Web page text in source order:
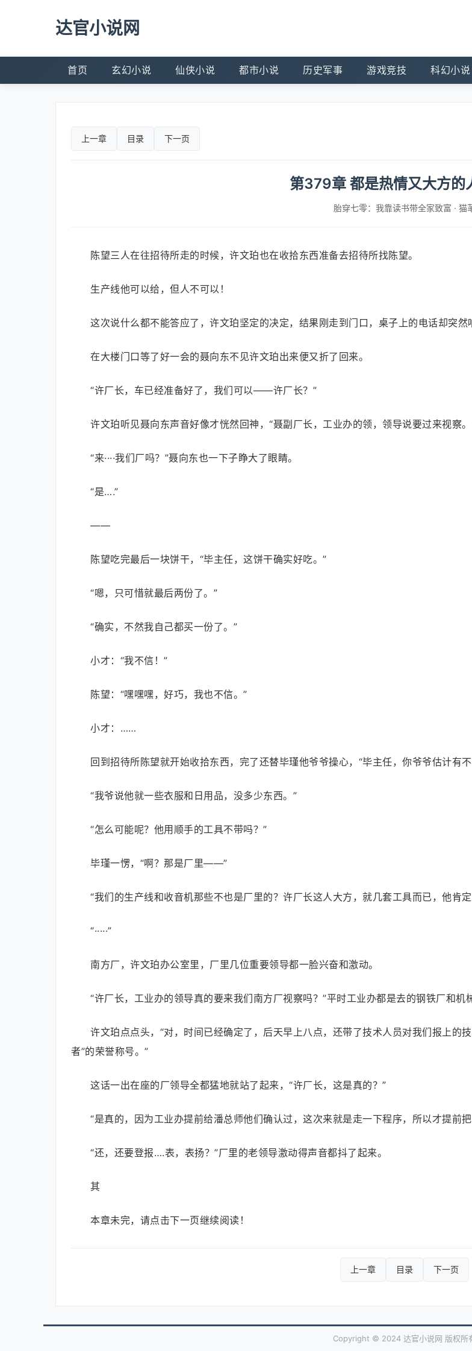
达官小说网
首页 玄幻小说 仙侠小说 都市小说 历史军事 游戏竞技 科幻小说
上一章 目录 下一页
第379章 都是热情又大方的
胎穿七零：我靠读书带全家致富 · 猫
陈望三人在往招待所走的时候，许文珀也在收拾东西准备去招待所找陈望。
生产线他可以给，但人不可以！
这次说什么都不能答应了，许文珀坚定的决定，结果刚走到门口，桌子上的电话却突然
在大楼门口等了好一会的聂向东不见许文珀出来便又折了回来。
“许厂长，车已经准备好了，我们可以——许厂长？”
许文珀听见聂向东声音好像才恍然回神，“聂副厂长，工业办的领，领导说要过来视察
“来····我们厂吗？”聂向东也一下子睁大了眼睛。
“是….”
——
陈望吃完最后一块饼干，“毕主任，这饼干确实好吃。”
“嗯，只可惜就最后两份了。”
“确实，不然我自己都买一份了。”
小才：“我不信！”
陈望：“嘿嘿嘿，好巧，我也不信。”
小才：……
回到招待所陈望就开始收拾东西，完了还替毕瑾他爷爷操心，“毕主任，你爷爷估计有
“我爷说他就一些衣服和日用品，没多少东西。”
“怎么可能呢？他用顺手的工具不带吗？”
毕瑾一愣，“啊？那是厂里——”
“我们的生产线和收音机那些不也是厂里的？许厂长这人大方，就几套工具而已，他肯
“·····”
南方厂，许文珀办公室里，厂里几位重要领导都一脸兴奋和激动。
“许厂长，工业办的领导真的要来我们南方厂视察吗？”平时工业办都是去的钢铁厂和机
许文珀点点头，“对，时间已经确定了，后天早上八点，还带了技术人员对我们报上的技
者”的荣誉称号。”
这话一出在座的厂领导全都猛地就站了起来，“许厂长，这是真的？”
“是真的，因为工业办提前给潘总师他们确认过，这次来就是走一下程序，所以才提
“还，还要登报….表，表扬？”厂里的老领导激动得声音都抖了起来。
其
本章未完，请点击下一页继续阅读！
上一章 目录 下一页
Copyright © 2024 达官小说网 版权所